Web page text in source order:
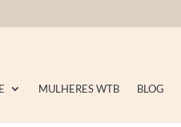
MULHERES WTB BLOG